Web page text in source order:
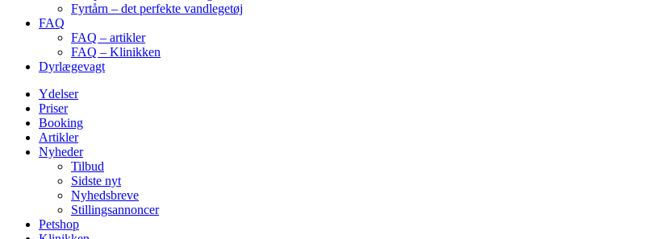
Fyrtårn – det perfekte vandlegetøj
FAQ
FAQ – artikler
FAQ – Klinikken
Dyrlægevagt
Ydelser
Priser
Booking
Artikler
Nyheder
Tilbud
Sidste nyt
Nyhedsbreve
Stillingsannoncer
Petshop